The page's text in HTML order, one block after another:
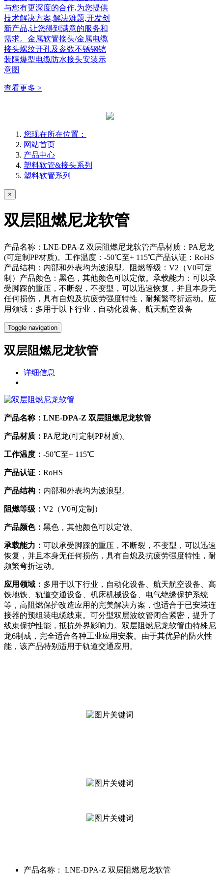
与您有更深度的合作,为您提供
技术解决方案,解决难题,开发创
新产品,让您得到满意的服务和
需求。金属软管接头/金属电缆
接头螺纹开孔及参数不锈钢铠
装隔爆型电缆防水接头安装示
意图
查看更多 >
您现在所在位置：
网站首页
产品中心
塑料软管&接头系列
塑料软管系列
×
双层阻燃尼龙软管
产品名称：LNE-DPA-Z 双层阻燃尼龙软管产品材质：PA尼龙
(可定制PP材质)。工作温度：-50℃至+ 115℃产品认证：RoHS
产品结构：内部和外表均为波浪型。阻燃等级：V2（V0可定
制）产品颜色：黑色，其他颜色可以定做。承载能力：可以承
受脚踩的重压，不断裂，不变型，可以迅速恢复，并且本身无
任何损伤，具有自熄及抗疲劳强度特性，耐频繁弯折运动。应
用领域：多用于以下行业，自动化设备、航天航空设备
Toggle navigation
双层阻燃尼龙软管
详细信息
产品名称： LNE-DPA-Z 双层阻燃尼龙软管
产品材质： PA尼龙(可定制PP材质)。
工作温度： -50℃至+ 115℃
产品认证： RoHS
产品结构： 内部和外表均为波浪型。
阻燃等级： V2（V0可定制）
产品颜色： 黑色，其他颜色可以定做。
承载能力： 可以承受脚踩的重压，不断裂，不变型，可以迅速
恢复，并且本身无任何损伤，具有自熄及抗疲劳强度特性，耐
频繁弯折运动。
应用领域： 多用于以下行业，自动化设备、航天航空设备、高
铁地铁、轨道交通设备、机床机械设备、电气绝缘保护系统
等，高阻燃保护改造应用的完美解决方案，也适合于已安装连
接器的预组装电缆线束。可分型双层波纹管闭合紧密，提升了
线束保护性能，抵抗外界影响力。双层阻燃尼龙软管由特殊尼
龙6制成，完全适合各种工业应用安装。由于其优异的防火性
能，该产品特别适用于轨道交通应用。
产品名称： LNE-DPA-Z 双层阻燃尼龙软管